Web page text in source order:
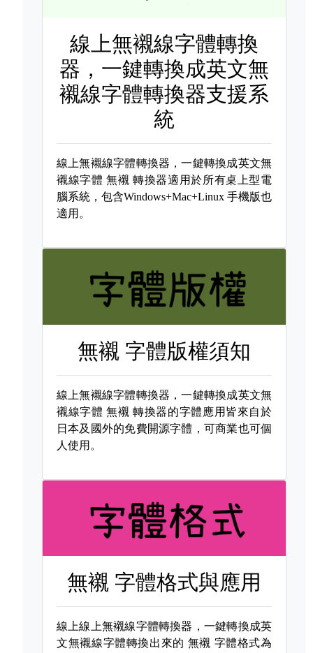
線上無襯線字體轉換
器，一鍵轉換成英文無
襯線字體轉換器支援系
統
線上無襯線字體轉換器，一鍵轉換成英文無
襯線字體無襯 轉換器適用於所有桌上型電
腦系統，包含Windows+Mac+Linux 手機版也
適用。
無襯 字體版權須知
線上無襯線字體轉換器，一鍵轉換成英文無
襯線字體無襯 轉換器的字體應用皆來自於
日本及國外的免費開源字體，可商業也可個
人使用。
無襯 字體格式與應用
線上線上無襯線字體轉換器，一鍵轉換成英
文無襯線字體轉換出來的 無襯 字體格式為